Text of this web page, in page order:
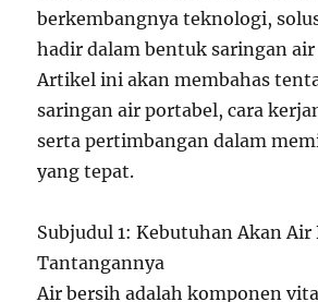
berkembangnya teknologi,
hadir dalam bentuk saringan
Artikel ini akan membahas
saringan air portabel, cara
serta pertimbangan dalam
yang tepat.
Subjudul 1: Kebutuhan Akan Air
Tantangannya
Air bersih adalah komponen